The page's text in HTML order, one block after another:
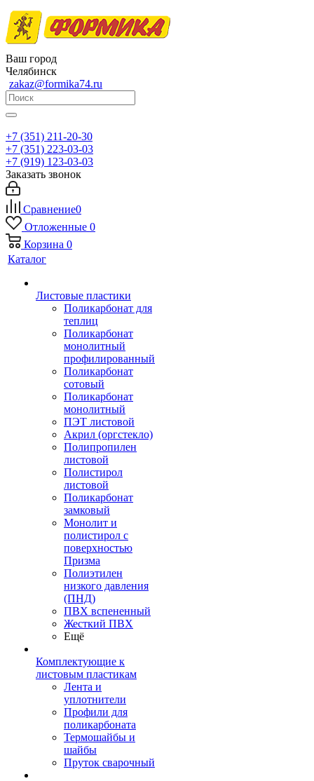
Ваш город
Челябинск
zakaz@formika74.ru
+7 (351) 211-20-30
+7 (351) 223-03-03
+7 (919) 123-03-03
Заказать звонок
Сравнение0
Отложенные 0
Корзина 0
Каталог
Листовые пластики
Поликарбонат для
теплиц
Поликарбонат
монолитный
профилированный
Поликарбонат
сотовый
Поликарбонат
монолитный
ПЭТ листовой
Акрил (оргстекло)
Полипропилен
листовой
Полистирол
листовой
Поликарбонат
замковый
Монолит и
полистирол с
поверхностью
Призма
Полиэтилен
низкого давления
(ПНД)
ПВХ вспененный
Жесткий ПВХ
Ещё
Комплектующие к
листовым пластикам
Лента и
уплотнители
Профили для
поликарбоната
Термошайбы и
шайбы
Пруток сварочный